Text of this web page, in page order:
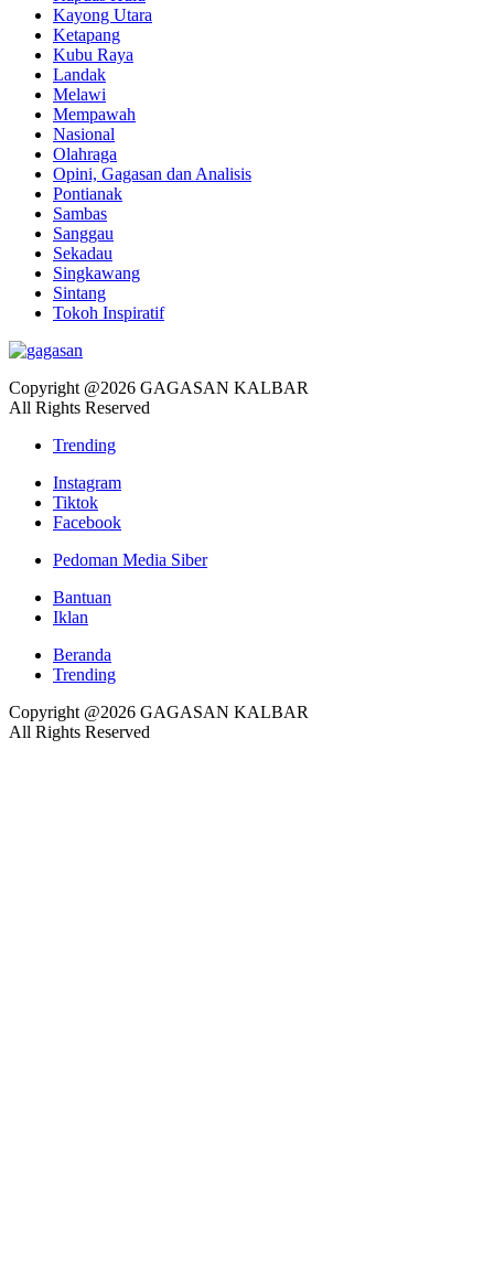
Kayong Utara
Ketapang
Kubu Raya
Landak
Melawi
Mempawah
Nasional
Olahraga
Opini, Gagasan dan Analisis
Pontianak
Sambas
Sanggau
Sekadau
Singkawang
Sintang
Tokoh Inspiratif
Copyright @2026 GAGASAN KALBAR
All Rights Reserved
Trending
Instagram
Tiktok
Facebook
Pedoman Media Siber
Bantuan
Iklan
Beranda
Trending
Copyright @2026 GAGASAN KALBAR
All Rights Reserved